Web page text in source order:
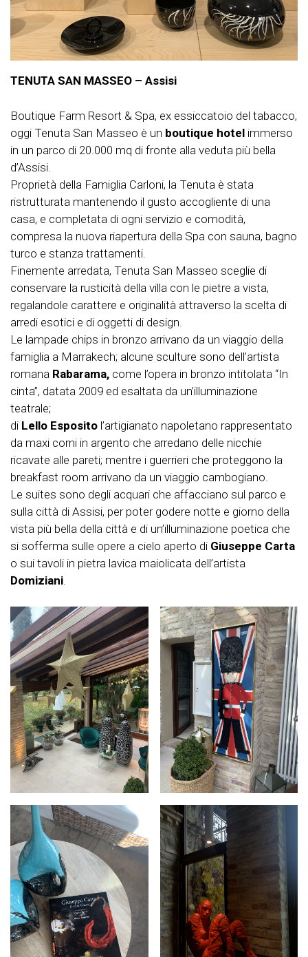
TENUTA SAN MASSEO – Assisi
Boutique Farm Resort & Spa, ex essiccatoio del tabacco,
oggi Tenuta San Masseo è un boutique hotel immerso
in un parco di 20.000 mq di fronte alla veduta più bella
d’Assisi.
Proprietà della Famiglia Carloni, la Tenuta è stata
ristrutturata mantenendo il gusto accogliente di una
casa, e completata di ogni servizio e comodità,
compresa la nuova riapertura della Spa con sauna, bagno
turco e stanza trattamenti.
Finemente arredata, Tenuta San Masseo sceglie di
conservare la rusticità della villa con le pietre a vista,
regalandole carattere e originalità attraverso la scelta di
arredi esotici e di oggetti di design.
Le lampade chips in bronzo arrivano da un viaggio della
famiglia a Marrakech; alcune sculture sono dell’artista
romana Rabarama, come l’opera in bronzo intitolata “In
cinta”, datata 2009 ed esaltata da un’illuminazione
teatrale;
di Lello Esposito l’artigianato napoletano rappresentato
da maxi corni in argento che arredano delle nicchie
ricavate alle pareti; mentre i guerrieri che proteggono la
breakfast room arrivano da un viaggio cambogiano.
Le suites sono degli acquari che affacciano sul parco e
sulla città di Assisi, per poter godere notte e giorno della
vista più bella della città e di un’illuminazione poetica che
si sofferma sulle opere a cielo aperto di Giuseppe Carta
o sui tavoli in pietra lavica maiolicata dell’artista
Domiziani